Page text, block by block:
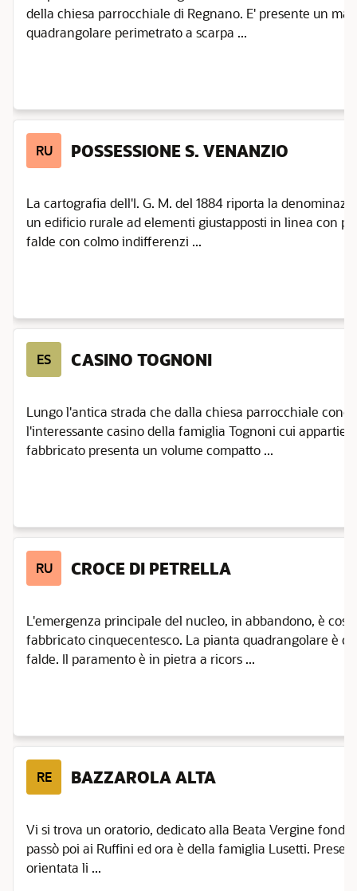
della chiesa parrocchiale di Regnano. E' presente un
quadrangolare perimetrato a scarpa ...
RU POSSESSIONE S. VENANZIO
La cartografia dell'I. G. M. del 1884 riporta la
un edificio rurale ad elementi giustapposti in linea con
falde con colmo indifferenzi ...
ES CASINO TOGNONI
Lungo l'antica strada che dalla chiesa parrocchiale
l'interessante casino della famiglia Tognoni cui
fabbricato presenta un volume compatto ...
RU CROCE DI PETRELLA
L'emergenza principale del nucleo, in abbandono, è
fabbricato cinquecentesco. La pianta quadrangolare è
falde. Il paramento è in pietra a ricors ...
RE BAZZAROLA ALTA
Vi si trova un oratorio, dedicato alla Beata Vergine
passò poi ai Ruffini ed ora è della famiglia Lusetti.
orientata li ...